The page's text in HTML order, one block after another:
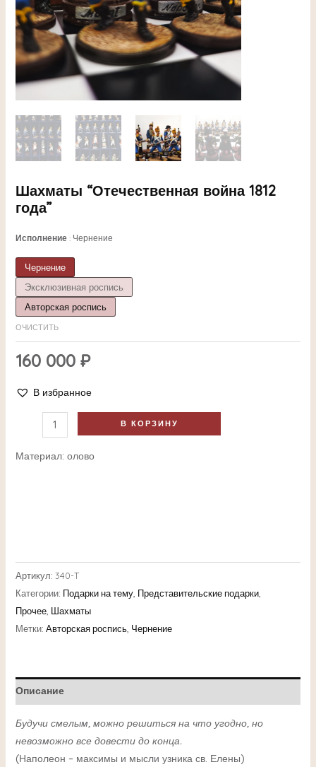
Шахматы “Отечественная война 1812
года”
Исполнение Чернение
Чернение
Эксклюзивная роспись
Авторская роспись
ОЧИСТИТЬ
160 000 ₽
В избранное
В КОРЗИНУ
Материал: олово
Артикул: 340-T
Категории: Подарки на тему, Представительские подарки,
Прочее, Шахматы
Метки: Авторская роспись, Чернение
Описание
Будучи смелым, можно решиться на что угодно, но
невозможно все довести до конца.
(Наполеон – максимы и мысли узника св. Елены)